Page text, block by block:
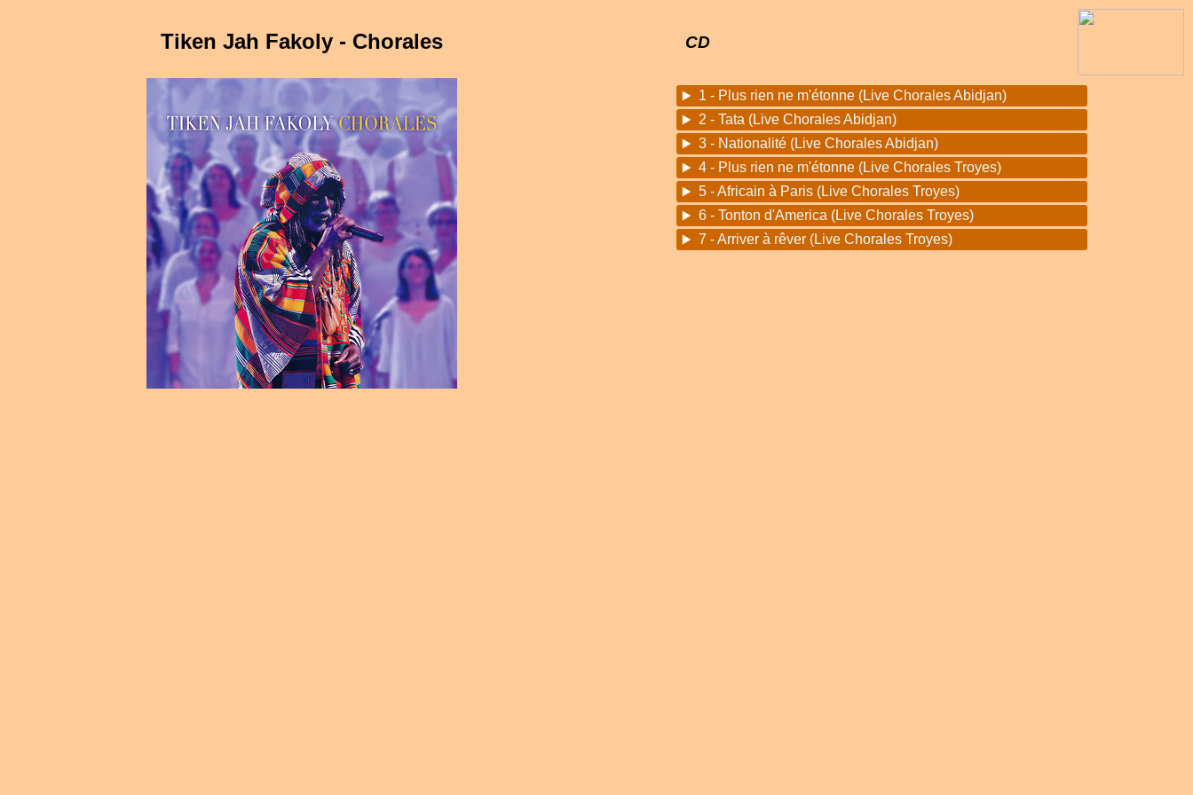
Tiken Jah Fakoly - Chorales CD
1 - Plus rien ne m'étonne (Live Chorales Abidjan)
2 - Tata (Live Chorales Abidjan)
3 - Nationalité (Live Chorales Abidjan)
4 - Plus rien ne m'étonne (Live Chorales Troyes)
5 - Africain à Paris (Live Chorales Troyes)
6 - Tonton d'America (Live Chorales Troyes)
7 - Arriver à rêver (Live Chorales Troyes)